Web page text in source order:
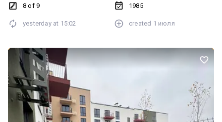
можливість зробити все на власний смак, без переплати за
садочки, магазини, громадський транспорт та вся необхідна
8 of 9
1985
yesterday at 15:02 created 1 июля